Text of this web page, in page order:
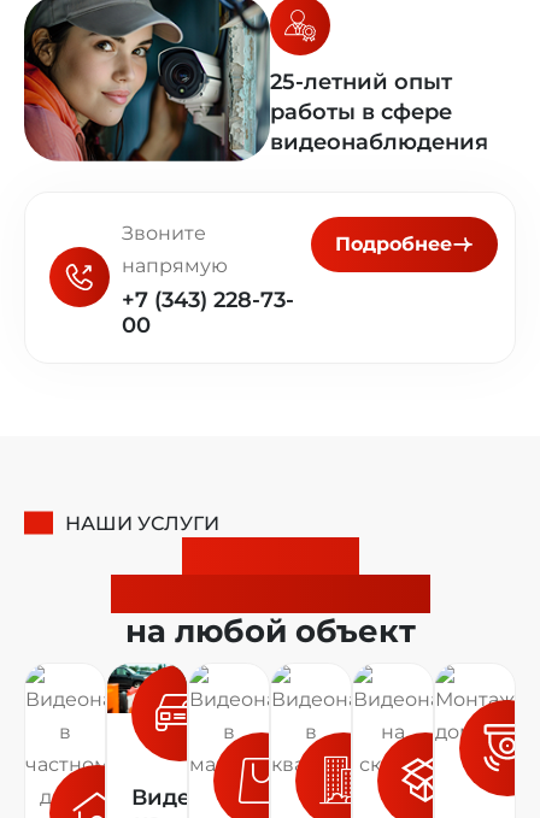
25-летний опыт
работы в сфере
видеонаблюдения
Звоните
напрямую
+7 (343) 228-73-
00
Подробнее
НАШИ УСЛУГИ
на любой объект
Видеонаблюдение